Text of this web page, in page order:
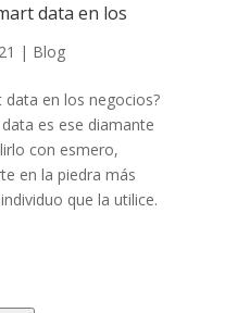
data en los
| Blog
en los negocios?
es ese diamante
con esmero,
en la piedra más
que la utilice.